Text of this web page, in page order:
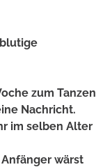
zum Tanzen
Nachricht.
im selben Alter
wärst